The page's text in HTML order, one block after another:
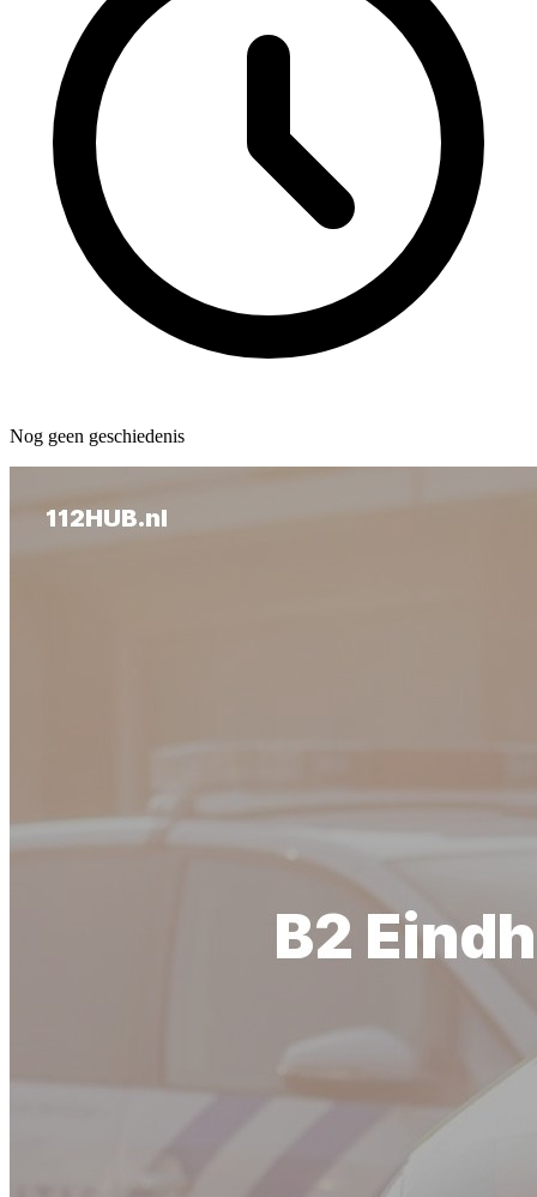
Nog geen geschiedenis